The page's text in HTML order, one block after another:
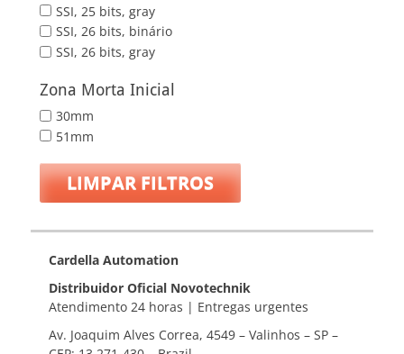
SSI, 25 bits, gray
SSI, 26 bits, binário
SSI, 26 bits, gray
Zona Morta Inicial
30mm
51mm
LIMPAR FILTROS
Cardella Automation
Distribuidor Oficial Novotechnik
Atendimento 24 horas | Entregas urgentes
Av. Joaquim Alves Correa, 4549 – Valinhos – SP –